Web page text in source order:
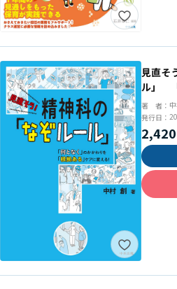
見直そ
ル」
拠ある
著 者：
発行日：